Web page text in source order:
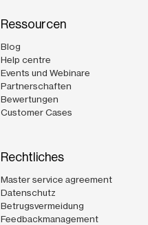
Ressourcen
Blog
Help centre
Events und Webinare
Partnerschaften
Bewertungen
Customer Cases
Rechtliches
Master service agreement
Datenschutz
Betrugsvermeidung
Feedbackmanagement